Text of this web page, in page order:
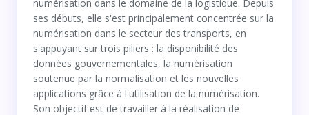
numérisation dans le domaine de la logistique. Depuis
ses débuts, elle s'est principalement concentrée sur la
numérisation dans le secteur des transports, en
s'appuyant sur trois piliers : la disponibilité des
données gouvernementales, la numérisation
soutenue par la normalisation et les nouvelles
applications grâce à l'utilisation de la numérisation.
Son objectif est de travailler à la réalisation de